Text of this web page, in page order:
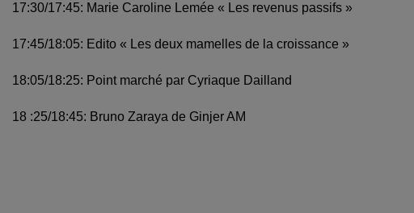
17:30/17:45: Marie Caroline Lemée « Les revenus passifs »
17:45/18:05: Edito « Les deux mamelles de la croissance »
18:05/18:25: Point marché par Cyriaque Dailland
18 :25/18:45: Bruno Zaraya de Ginjer AM